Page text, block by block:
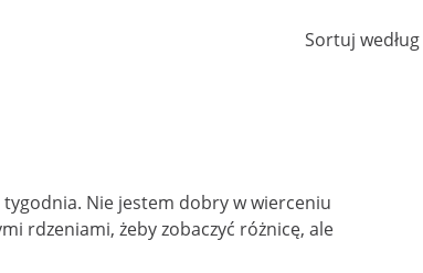
Sortuj według
tygodnia. Nie jestem dobry w wierceniu
rdzeniami, żeby zobaczyć różnicę, ale